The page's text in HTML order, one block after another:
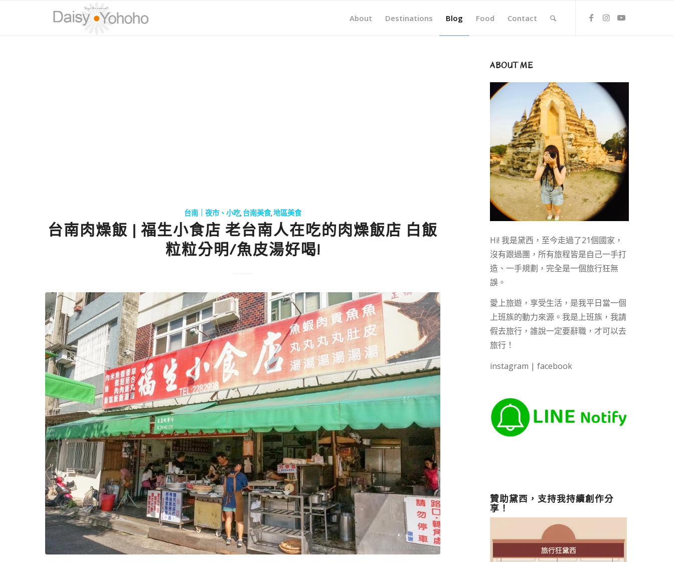
About Destinations Blog Food Contact
台南｜夜市、小吃,台南美食,地區美食
台南肉燥飯 | 福生小食店 老台南人在吃的肉燥飯店 白飯
粒粒分明/魚皮湯好喝!
ABOUT ME
Hi! 我是黛西，至今走過了21個國家，
沒有跟過團，所有旅程皆是自己一手打
造、一手規劃，完全是一個旅行狂無
誤。
愛上旅遊，享受生活，是我平日當一個
上班族的動力來源。我是上班族，我請
假去旅行，誰說一定要辭職，才可以去
旅行！
instagram | facebook
贊助黛西，支持我持續創作分
享！